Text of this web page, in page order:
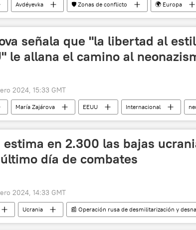
Avdéyevka 🛡️ Zonas de conflicto
🌍 Europa
rusa de desmilitarización y desnazificación de Ucrania
señala que "la libertad al
le allana el camino al
2024, 15:33 GMT
María Zajárova EEUU Internacional
estima en 2.300 las bajas
día de combates
2024, 14:33 GMT
Ucrania
📰 Operación rusa de desmilitarización y
🛡️ Zonas de conflicto 🌍 Europa